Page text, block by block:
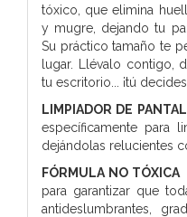
tóxico, que elimina
y mugre, dejando tu
Su práctico tamaño te
lugar. Llévalo contigo,
tu escritorio... ¡tú
LIMPIADOR DE
específicamente para
dejándolas relucientes
FÓRMULA NO TÓXICA
para garantizar que
antideslumbrantes,